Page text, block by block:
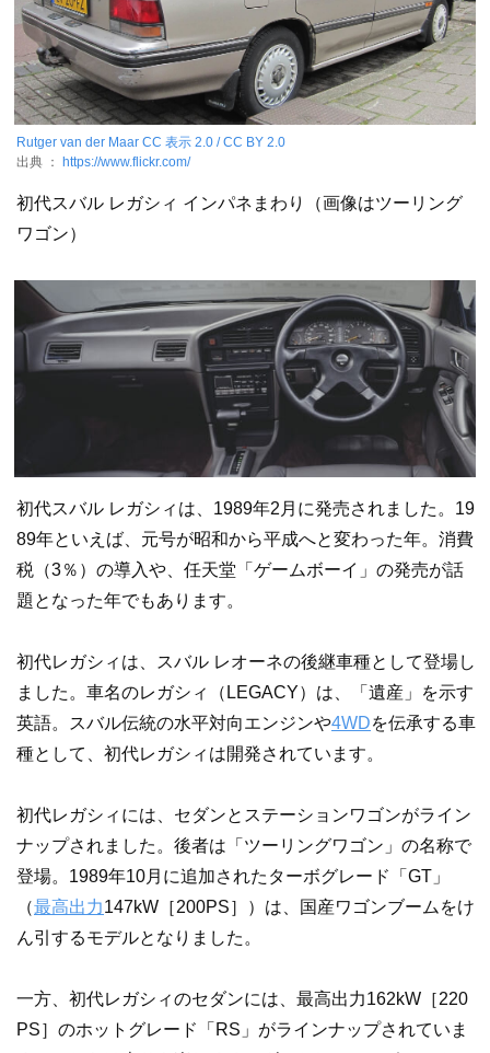
Rutger van der Maar CC 表示 2.0 / CC BY 2.0
出典 ：
https://www.flickr.com/
初代スバル レガシィ インパネまわり（画像はツーリング
ワゴン）
初代スバル レガシィは、1989年2月に発売されました。19
89年といえば、元号が昭和から平成へと変わった年。消費
税（3％）の導入や、任天堂「ゲームボーイ」の発売が話
題となった年でもあります。
初代レガシィは、スバル レオーネの後継車種として登場し
ました。車名のレガシィ（LEGACY）は、「遺産」を示す
英語。スバル伝統の水平対向エンジンや4WDを伝承する車
種として、初代レガシィは開発されています。
初代レガシィには、セダンとステーションワゴンがライン
ナップされました。後者は「ツーリングワゴン」の名称で
登場。1989年10月に追加されたターボグレード「GT」
（最高出力147kW［200PS］）は、国産ワゴンブームをけ
ん引するモデルとなりました。
一方、初代レガシィのセダンには、最高出力162kW［220
PS］のホットグレード「RS」がラインナップされていま